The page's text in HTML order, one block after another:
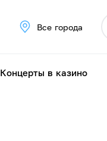
Все города
Концерты в казино